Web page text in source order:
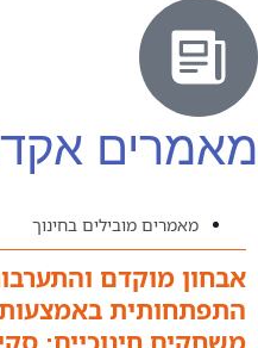
מאמרים
מאמרים מובילים בחינוך
אבחון מוקדם
התפתחותית באמצעות